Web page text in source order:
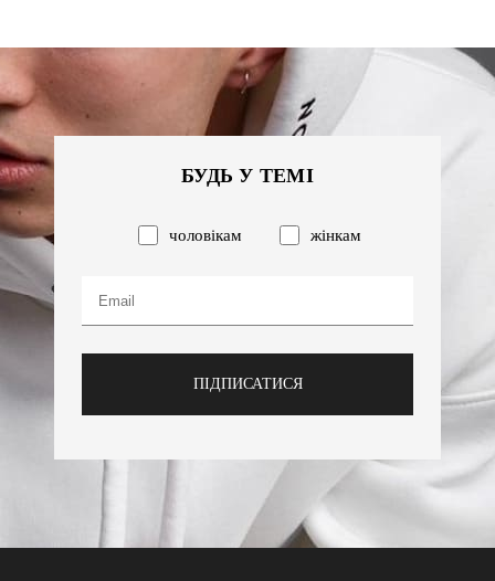
БУДЬ У ТЕМІ
чоловікам жінкам
ПІДПИСАТИСЯ